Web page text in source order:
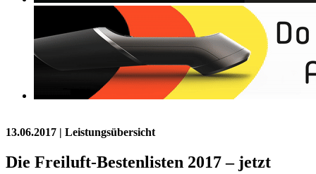
13.06.2017 | Leistungsübersicht
Die Freiluft-Bestenlisten 2017 – jetzt